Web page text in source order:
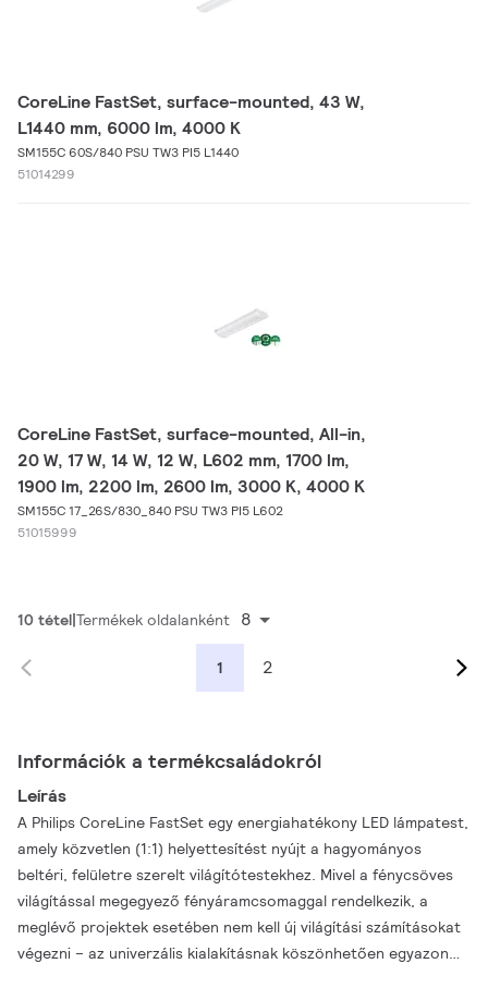
CoreLine FastSet, surface-mounted, 43 W,
L1440 mm, 6000 lm, 4000 K
SM155C 60S/840 PSU TW3 PI5 L1440
51014299
CoreLine FastSet, surface-mounted, All-in,
20 W, 17 W, 14 W, 12 W, L602 mm, 1700 lm,
1900 lm, 2200 lm, 2600 lm, 3000 K, 4000 K
SM155C 17_26S/830_840 PSU TW3 PI5 L602
51015999
10 tétel Termékek oldalanként 8
1 2
Információk a termékcsaládokról
Leírás
A Philips CoreLine FastSet egy energiahatékony LED lámpatest,
amely közvetlen (1:1) helyettesítést nyújt a hagyományos
beltéri, felületre szerelt világítótestekhez. Mivel a fénycsöves
világítással megegyező fényáramcsomaggal rendelkezik, a
meglévő projektek esetében nem kell új világítási számításokat
végezni – az univerzális kialakításnak köszönhetően egyazon